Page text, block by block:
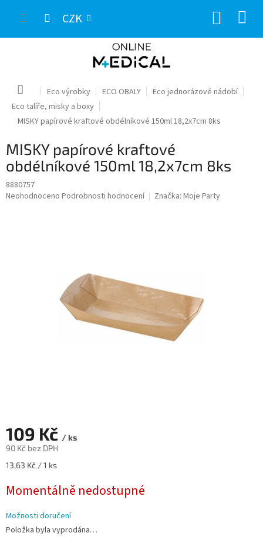
CZK
Domů Eco výrobky ECO OBALY
Eco jednorázové nádobí
Eco talíře, misky a boxy
MISKY papírové kraftové obdélníkové 150ml 18,2x7cm 8ks
MISKY papírové kraftové
obdélníkové 150ml 18,2x7cm 8ks
8880757
Průměrné
Neohodnoceno Podrobnosti hodnocení Značka: Moje Party
109 Kč / ks
90 Kč bez DPH
Měrná
13,63 Kč / 1 ks
Momentálně nedostupné
Možnosti doručení
Položka byla vyprodána…